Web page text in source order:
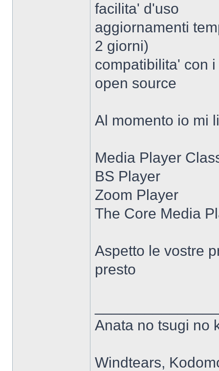
facilita' d'uso
aggiornamenti
2 giorni)
compatibilita' con
open source
Al momento io mi
Media Player
BS Player
Zoom Player
The Core Media
Aspetto le vostre
presto
Anata no tsugi no
Windtears,